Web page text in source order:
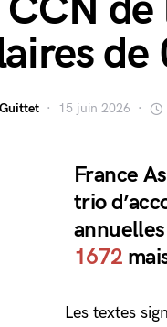
CCN
de
15 juin 2026
France
trio
1672
Les textes